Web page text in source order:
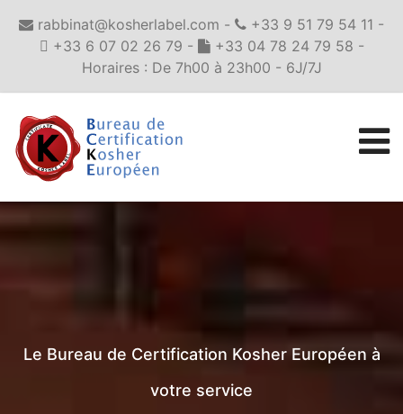
rabbinat@kosherlabel.com -
+33 9 51 79 54 11 -
+33 6 07 02 26 79 -
+33 04 78 24 79 58 -
Horaires : De 7h00 à 23h00 - 6J/7J
Le Bureau de Certification Kosher Européen à
votre service